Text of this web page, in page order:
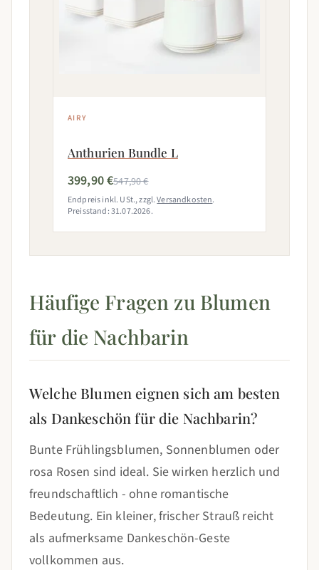
AIRY
Anthurien Bundle L
399,90 €547,90 €
Endpreis inkl. USt., zzgl.Versandkosten.
Preisstand: 31.07.2026.
Häufige Fragen zu Blumen
für die Nachbarin
Welche Blumen eignen sich am besten
als Dankeschön für die Nachbarin?
Bunte Frühlingsblumen, Sonnenblumen oder
rosa Rosen sind ideal. Sie wirken herzlich und
freundschaftlich - ohne romantische
Bedeutung. Ein kleiner, frischer Strauß reicht
als aufmerksame Dankeschön-Geste
vollkommen aus.